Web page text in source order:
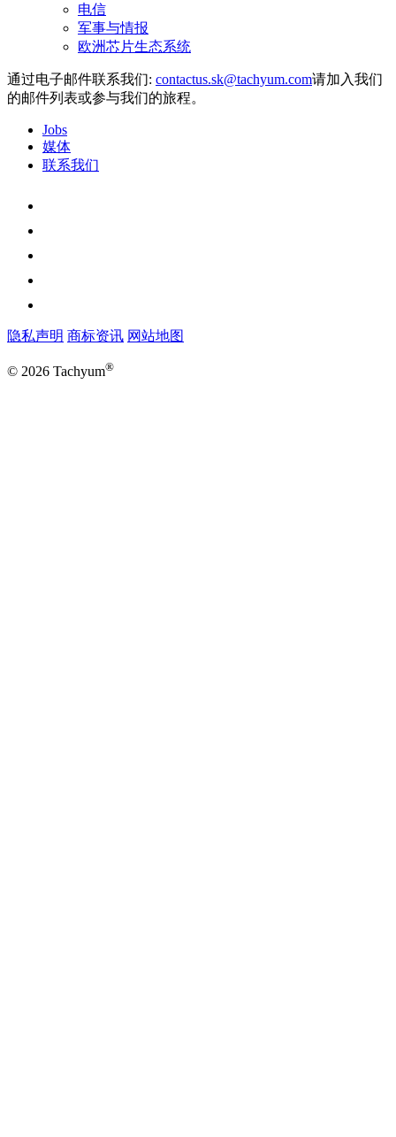
电信
军事与情报
欧洲芯片生态系统
通过电子邮件联系我们:
请加入我们
的邮件列表或参与我们的旅程。
Jobs
媒体
联系我们
隐私声明 商标资讯 网站地图
© 2026 Tachyum®